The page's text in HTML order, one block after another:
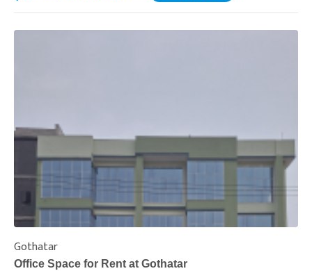
Gothatar
Office Space for Rent at Gothatar